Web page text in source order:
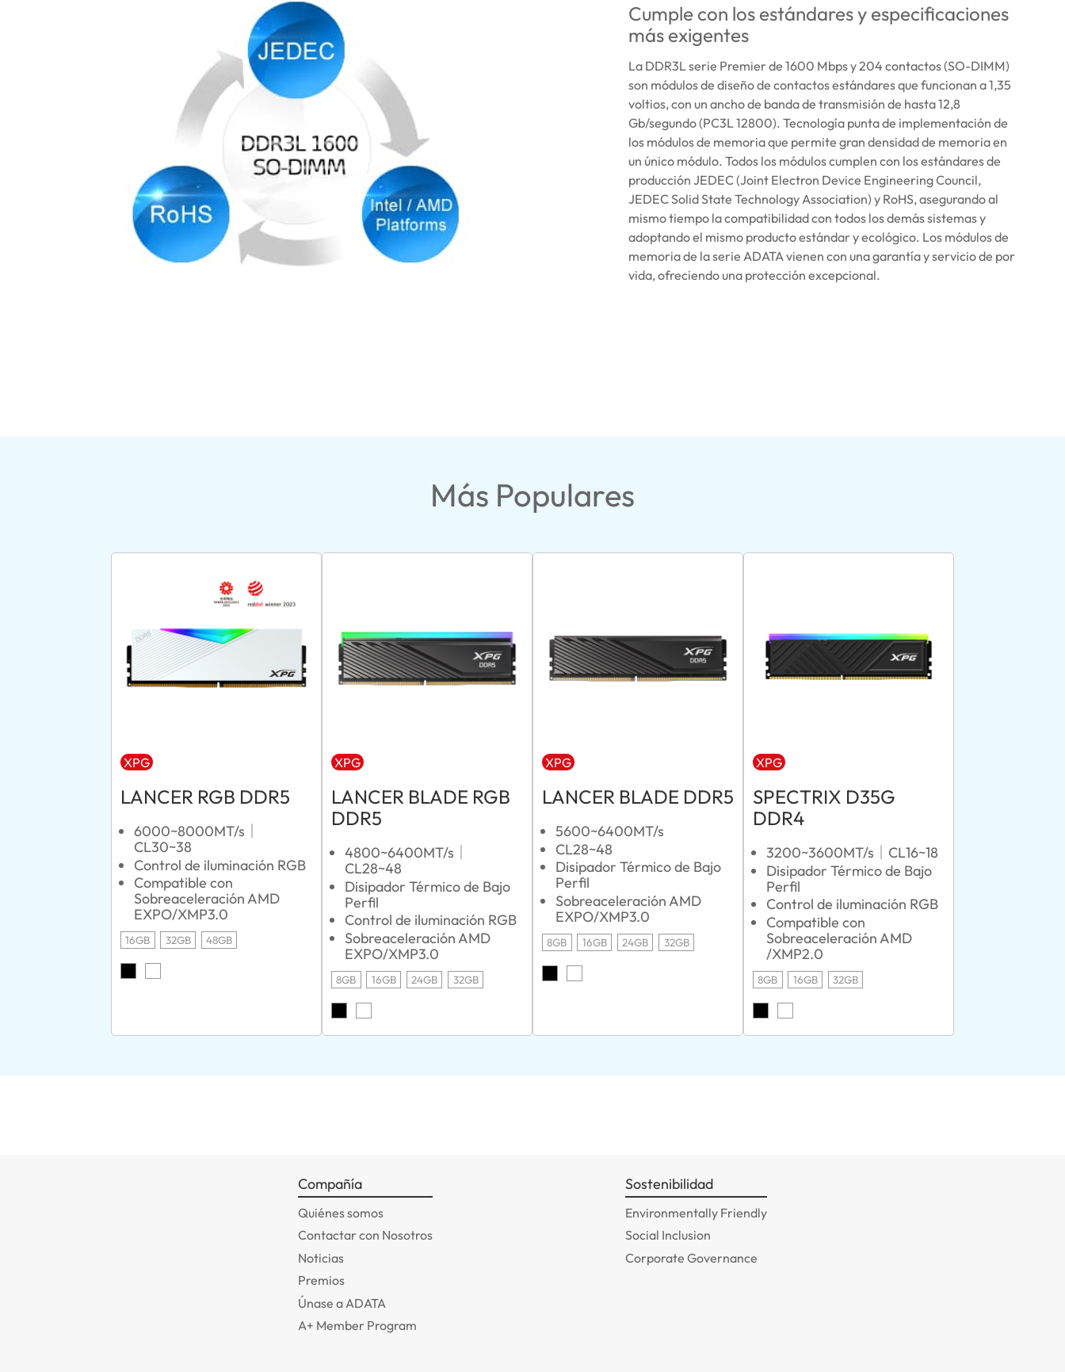
Cumple con los estándares y especificaciones
más exigentes
La DDR3L serie Premier de 1600 Mbps y 204 contactos (SO-DIMM)
son módulos de diseño de contactos estándares que funcionan a 1,35
voltios, con un ancho de banda de transmisión de hasta 12,8
Gb/segundo (PC3L 12800). Tecnología punta de implementación de
los módulos de memoria que permite gran densidad de memoria en
un único módulo. Todos los módulos cumplen con los estándares de
producción JEDEC (Joint Electron Device Engineering Council,
JEDEC Solid State Technology Association) y RoHS, asegurando al
mismo tiempo la compatibilidad con todos los demás sistemas y
adoptando el mismo producto estándar y ecológico. Los módulos de
memoria de la serie ADATA vienen con una garantía y servicio de por
vida, ofreciendo una protección excepcional.
Más Populares
XPG
LANCER RGB DDR5
6000~8000MT/s｜
CL30~38
Control de iluminación RGB
Compatible con
Sobreaceleración AMD
EXPO/XMP3.0
16GB 32GB 48GB
XPG
LANCER BLADE RGB
DDR5
4800~6400MT/s｜
CL28~48
Disipador Térmico de Bajo
Perfil
Control de iluminación RGB
Sobreaceleración AMD
EXPO/XMP3.0
8GB 16GB 24GB 32GB
XPG
LANCER BLADE DDR5
5600~6400MT/s
CL28~48
Disipador Térmico de Bajo
Perfil
Sobreaceleración AMD
EXPO/XMP3.0
8GB 16GB 24GB 32GB
XPG
SPECTRIX D35G
DDR4
3200~3600MT/s｜CL16~18
Disipador Térmico de Bajo
Perfil
Control de iluminación RGB
Compatible con
Sobreaceleración AMD
/XMP2.0
8GB 16GB 32GB
Compañía
Quiénes somos
Contactar con Nosotros
Noticias
Premios
Únase a ADATA
A+ Member Program
Sostenibilidad
Environmentally Friendly
Social Inclusion
Corporate Governance